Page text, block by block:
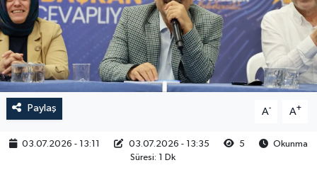
Paylaş A- A+
03.07.2026 - 13:11 03.07.2026 - 13:35 5
Okunma
Süresi: 1 Dk
RESMİ İLAN